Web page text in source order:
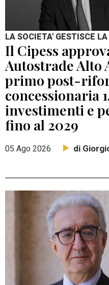
LA SOCIETA' GESTISCE
Il Cipess
Autostrade Alto
primo post-
concessionaria
investimenti e
fino al 2029
05 Ago 2026 di